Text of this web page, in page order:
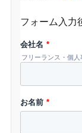
フォーム入力
会社名 *
フリーランス・個
お名前 *